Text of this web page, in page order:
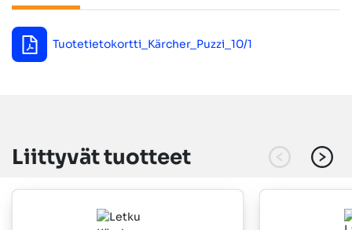
Asiakirjat
Tuotetietokortti_Kärcher_Puzzi_10/1
Liittyvät tuotteet